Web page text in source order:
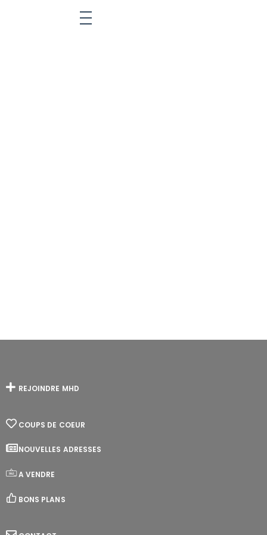
REJOINDRE MHD
COUPS DE COEUR
NOUVELLES ADRESSES
A VENDRE
BONS PLANS